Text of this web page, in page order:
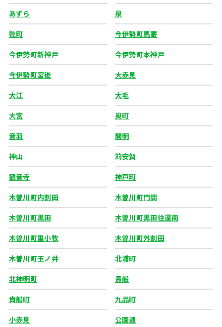
あずら 泉
乾町 今伊勢町馬寄
今伊勢町新神戸 今伊勢町本神戸
今伊勢町宮後 大赤見
大江 大毛
大宮 奥町
音羽 開明
神山 苅安賀
観音寺 神戸町
木曽川町内割田 木曽川町門間
木曽川町黒田 木曽川町黒田往還南
木曽川町里小牧 木曽川町外割田
木曽川町玉ノ井 北浦町
北神明町 貴船
貴船町 九品町
小赤見 公園通